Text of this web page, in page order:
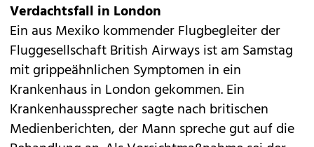
Verdachtsfall in London
Ein aus Mexiko kommender Flugbegleiter der
Fluggesellschaft British Airways ist am Samstag
mit grippeähnlichen Symptomen in ein
Krankenhaus in London gekommen. Ein
Krankenhaussprecher sagte nach britischen
Medienberichten, der Mann spreche gut auf die